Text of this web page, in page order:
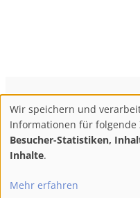
Footer
ConBrio
Impressum
Abo kündigen
Use
of
personal
data
Wir speichern und
Informationen für folgende
Besucher-Statistiken,
Inhalte.
Mehr erfahren